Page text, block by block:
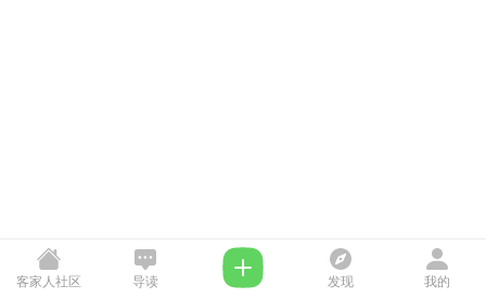
客家人社区 导读 发现 我的